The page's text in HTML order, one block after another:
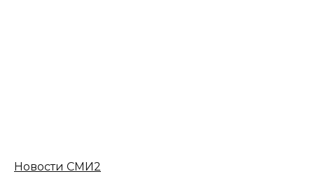
Новости СМИ2